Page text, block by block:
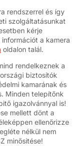
rendszerrel és így
szolgáltatásunkat
kérje
a kamera
oldalon talál.
rendelkeznek a
biztosítók
kamarának és
Minden telepítőnk
igazolvánnyal is!
mellett dönt a
ellenőrizze
nélkül nem
minősitése!